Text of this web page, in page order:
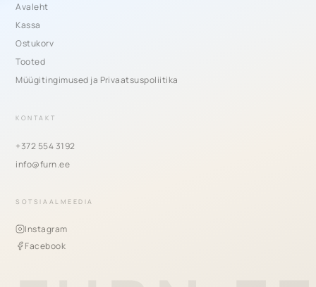
Avaleht
Kassa
Ostukorv
Tooted
Müügitingimused ja Privaatsuspoliitika
KONTAKT
+372 554 3192
info@furn.ee
SOTSIAALMEEDIA
Instagram
Facebook